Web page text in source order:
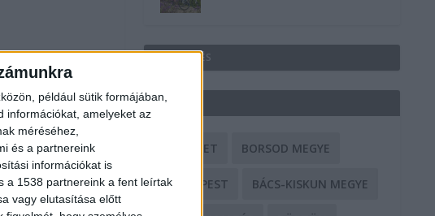
például sütik formájában,
információkat, amelyeket az
méréséhez,
és a partnereink
információkat is
a 1538 partnereink a fent leírtak
vagy elutasítása előtt
HIRDETÉS
CÍMKÉK
BALESET BORSOD MEGYE
BUDAPEST BÁCS-KISKUN MEGYE